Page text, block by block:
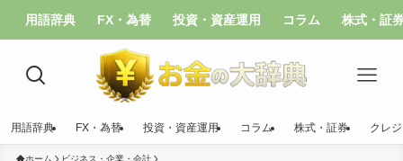
用語辞典 FX・為替 投資・資産運用 コラム 株式・証
用語辞典 FX・為替 投資・資産運用 コラム 株式・証券 クレ
ホーム ビジネス・企業・会計